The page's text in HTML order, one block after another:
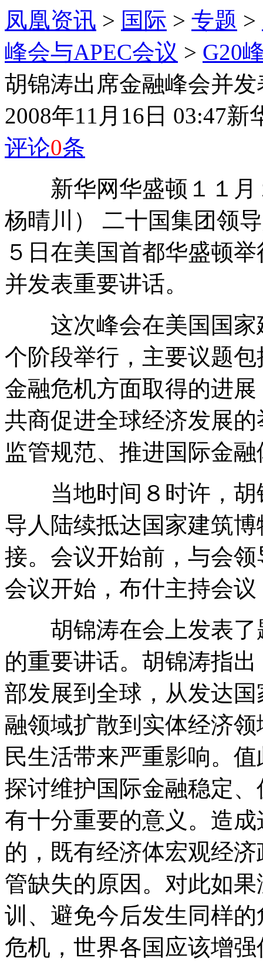
凤凰资讯 > 国际 > 专题 >
峰会与APEC会议 > G20
胡锦涛出席金融峰会并
2008年11月16日 03:47新
评论0条
新华网华盛顿１１月
杨晴川） 二十国集团领
５日在美国首都华盛顿
并发表重要讲话。
这次峰会在美国国家
个阶段举行，主要议题
金融危机方面取得的进
共商促进全球经济发展
监管规范、推进国际金
当地时间８时许，胡
导人陆续抵达国家建筑
接。会议开始前，与会
会议开始，布什主持会
胡锦涛在会上发表了
的重要讲话。胡锦涛指
部发展到全球，从发达
融领域扩散到实体经济
民生活带来严重影响。
探讨维护国际金融稳定
有十分重要的意义。造
的，既有经济体宏观经
管缺失的原因。对此如
训、避免今后发生同样
危机，世界各国应该增